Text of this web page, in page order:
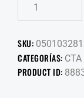
SKU:
CATEGORÍAS: CTA
PRODUCT ID: